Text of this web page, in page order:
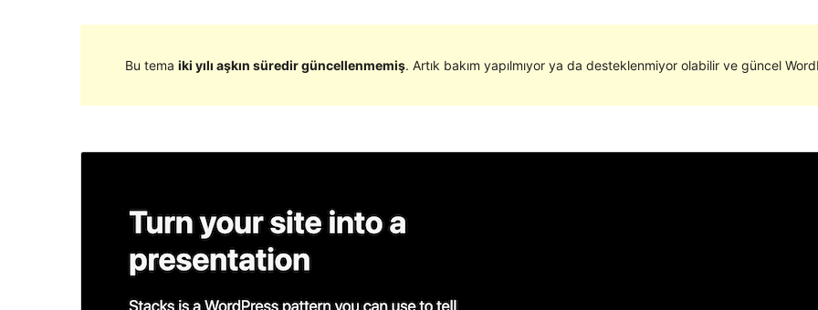
Bu tema iki yılı aşkın süredir güncellenmemiş. Artık bakım yapılmıyor ya da desteklenmiyor olabilir ve güncel